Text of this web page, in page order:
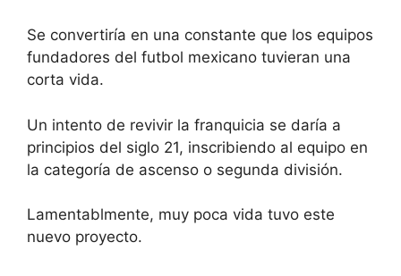
Se convertiría en una constante que los equipos
fundadores del futbol mexicano tuvieran una
corta vida.
Un intento de revivir la franquicia se daría a
principios del siglo 21, inscribiendo al equipo en
la categoría de ascenso o segunda división.
Lamentablmente, muy poca vida tuvo este
nuevo proyecto.